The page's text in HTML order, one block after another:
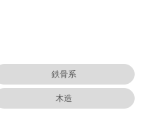
鉄骨系
木造